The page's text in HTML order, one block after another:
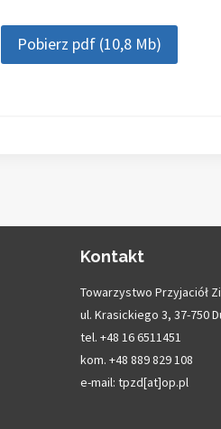
Pobierz pdf (10,8 Mb)
Kontakt
Towarzystwo Przyjaciół
ul. Krasickiego 3, 37-750
tel. +48 16 6511451
kom. +48 889 829 108
e-mail: tpzd[at]op.pl